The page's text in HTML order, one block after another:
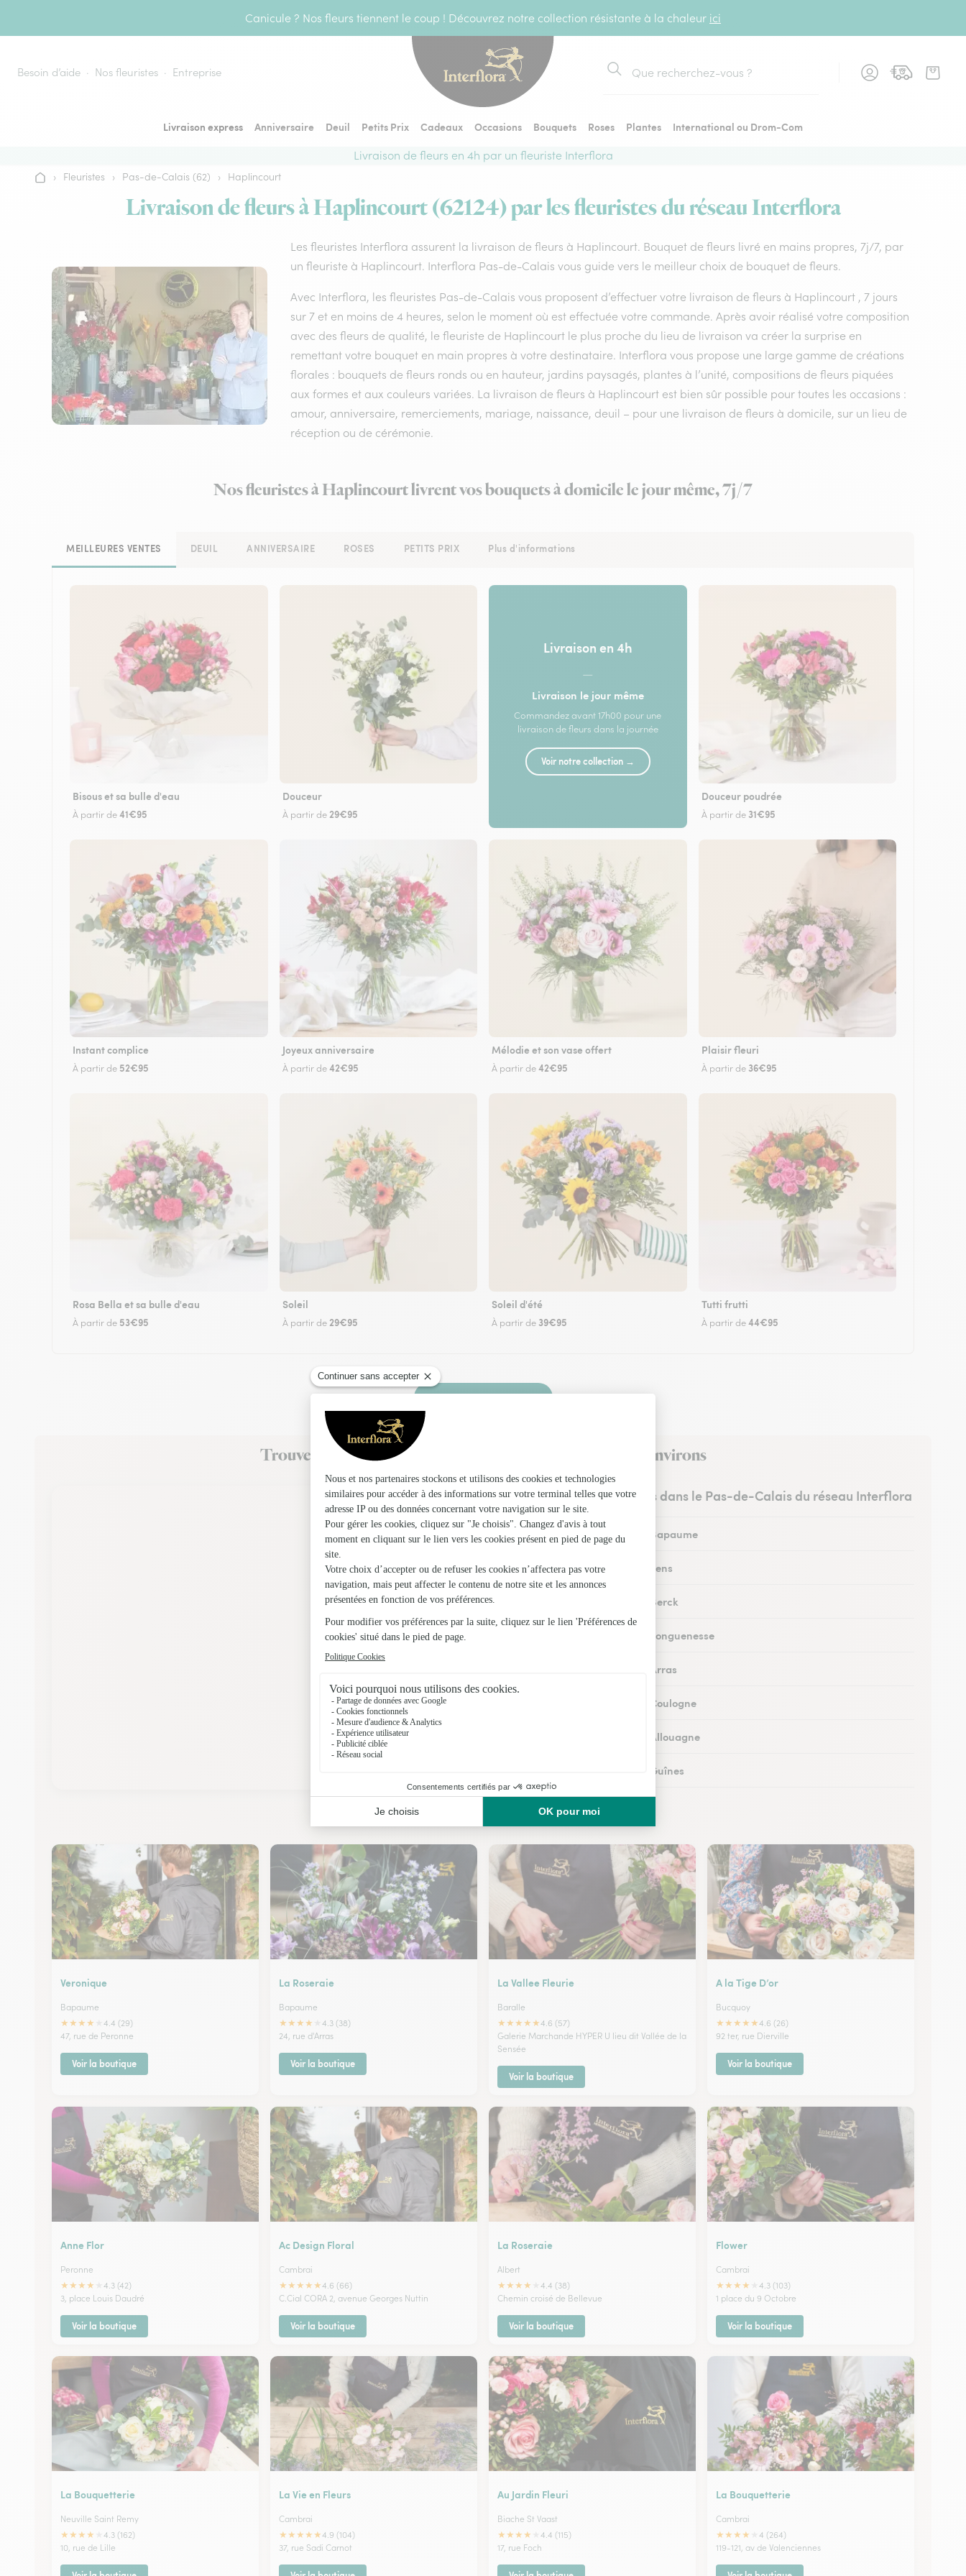
Canicule ? Nos fleurs tiennent le coup ! Découvrez notre collection résistante à la chaleur ici
Besoin d’aide Nos fleuristes Entreprise
Rechercher
Livraison express Anniversaire Deuil Petits Prix Cadeaux Occasions Bouquets Roses Plantes
International ou Drom-Com
Livraison de fleurs en 4h par un fleuriste Interflora
Accueil
› Fleuristes › Pas-de-Calais (62) › Haplincourt
Livraison de fleurs à Haplincourt (62124) par les fleuristes du réseau Interflora
Les fleuristes Interflora assurent la livraison de fleurs à Haplincourt. Bouquet de fleurs livré en mains propres, 7j/7, par
un fleuriste à Haplincourt. Interflora Pas-de-Calais vous guide vers le meilleur choix de bouquet de fleurs.
Avec Interflora, les fleuristes Pas-de-Calais vous proposent d’effectuer votre livraison de fleurs à Haplincourt , 7 jours
sur 7 et en moins de 4 heures, selon le moment où est effectuée votre commande. Après avoir réalisé votre composition
avec des fleurs de qualité, le fleuriste de Haplincourt le plus proche du lieu de livraison va créer la surprise en
remettant votre bouquet en main propres à votre destinataire. Interflora vous propose une large gamme de créations
florales : bouquets de fleurs ronds ou en hauteur, jardins paysagés, plantes à l’unité, compositions de fleurs piquées
aux formes et aux couleurs variées. La livraison de fleurs à Haplincourt est bien sûr possible pour toutes les occasions :
amour, anniversaire, remerciements, mariage, naissance, deuil – pour une livraison de fleurs à domicile, sur un lieu de
réception ou de cérémonie.
Nos fleuristes à Haplincourt livrent vos bouquets à domicile le jour même, 7j/7
MEILLEURES VENTES DEUIL ANNIVERSAIRE ROSES PETITS PRIX Plus d'informations
Bisous et sa bulle d'eau
À partir de41€95
Douceur
À partir de 29€95
Livraison en 4h
—
Livraison le jour même
Commandez avant 17h00 pour une
livraison de fleurs dans la journée
Voir notre collection →
Douceur poudrée
À partir de 31€95
Instant complice
À partir de 52€95
Joyeux anniversaire
À partir de42€95
Mélodie et son vase offert
À partir de42€95
Plaisir fleuri
À partir de 36€95
Rosa Bella et sa bulle d'eau
À partir de 53€95
Soleil
À partir de 29€95
Soleil d'été
À partir de 39€95
Tutti frutti
À partir de44€95
Faire livrer des fleurs
Trouvez un fleuriste Interflora à Haplincourt et dans ses environs
Les fleuristes dans le Pas-de-Calais du réseau Interflora
Fleuristes à Bapaume
Fleuristes à Lens
Fleuristes à Berck
Fleuristes à Longuenesse
Fleuristes à Arras
Fleuristes à Coulogne
Fleuristes à Allouagne
Fleuristes à Guînes
Nos fleuristes à Haplincourt
Veronique
Bapaume
★★★★
4.4 (29)
47, rue de Peronne
Voir la boutique
La Roseraie
Bapaume
★★★★
4.3 (38)
24, rue d'Arras
Voir la boutique
La Vallee Fleurie
Baralle
★★★★★4.6 (57)
Galerie Marchande HYPER U lieu dit Vallée de la
Sensée
Voir la boutique
A la Tige D’or
Bucquoy
★★★★★4.6 (26)
92 ter, rue Dierville
Voir la boutique
Anne Flor
Peronne
★★★★
4.3 (42)
3, place Louis Daudré
Voir la boutique
Ac Design Floral
Cambrai
★★★★★4.6 (66)
C.Cial CORA 2, avenue Georges Nuttin
Voir la boutique
La Roseraie
Albert
★★★★
4.4 (38)
Chemin croisé de Bellevue
Voir la boutique
Flower
Cambrai
★★★★
4.3 (103)
1 place du 9 Octobre
Voir la boutique
La Bouquetterie
Neuville Saint Remy
★★★★
4.3 (162)
10, rue de Lille
La Vie en Fleurs
Cambrai
★★★★★4.9 (104)
37, rue Sadi Carnot
Au Jardin Fleuri
Biache St Vaast
★★★★
4.4 (115)
17, rue Foch
La Bouquetterie
Cambrai
★★★★
4 (264)
119-121, av de Valenciennes